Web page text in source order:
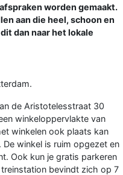
worden gemaakt.
aan die heel, schoon en
dan naar het lokale
de Aristotelesstraat 30
winkeloppervlakte van
winkelen ook plaats kan
winkel is ruim opgezet en
Ook kun je gratis parkeren
bevindt zich op 7